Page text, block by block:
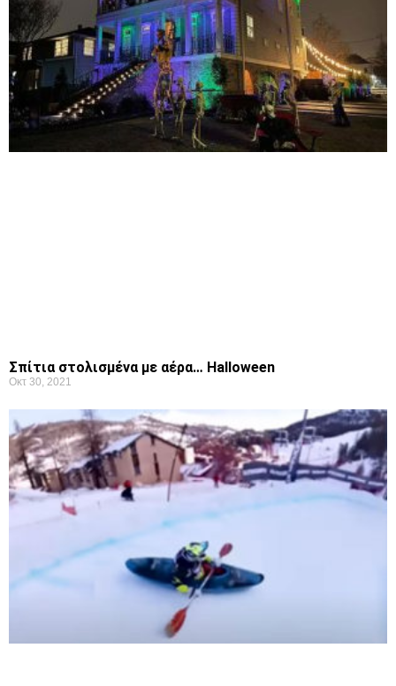
Σπίτια στολισμένα με αέρα… Halloween
Οκτ 30, 2021